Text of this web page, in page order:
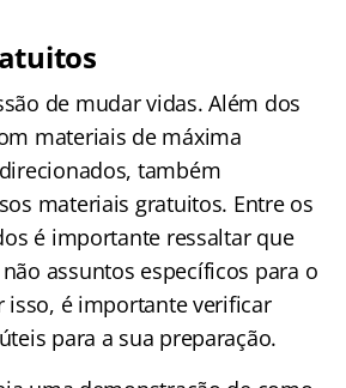
de mudar vidas. Além dos
materiais de máxima
também
materiais gratuitos. Entre os
é importante ressaltar que
assuntos específicos para o
isso, é importante verificar
para a sua preparação.